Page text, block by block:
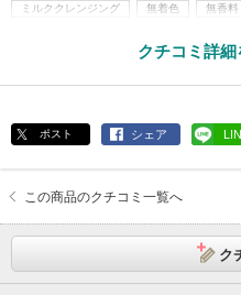
ミルククレンジング 無着色 無香料
クチコミ詳
ポスト シェア
この商品のクチコミ一覧へ
ク